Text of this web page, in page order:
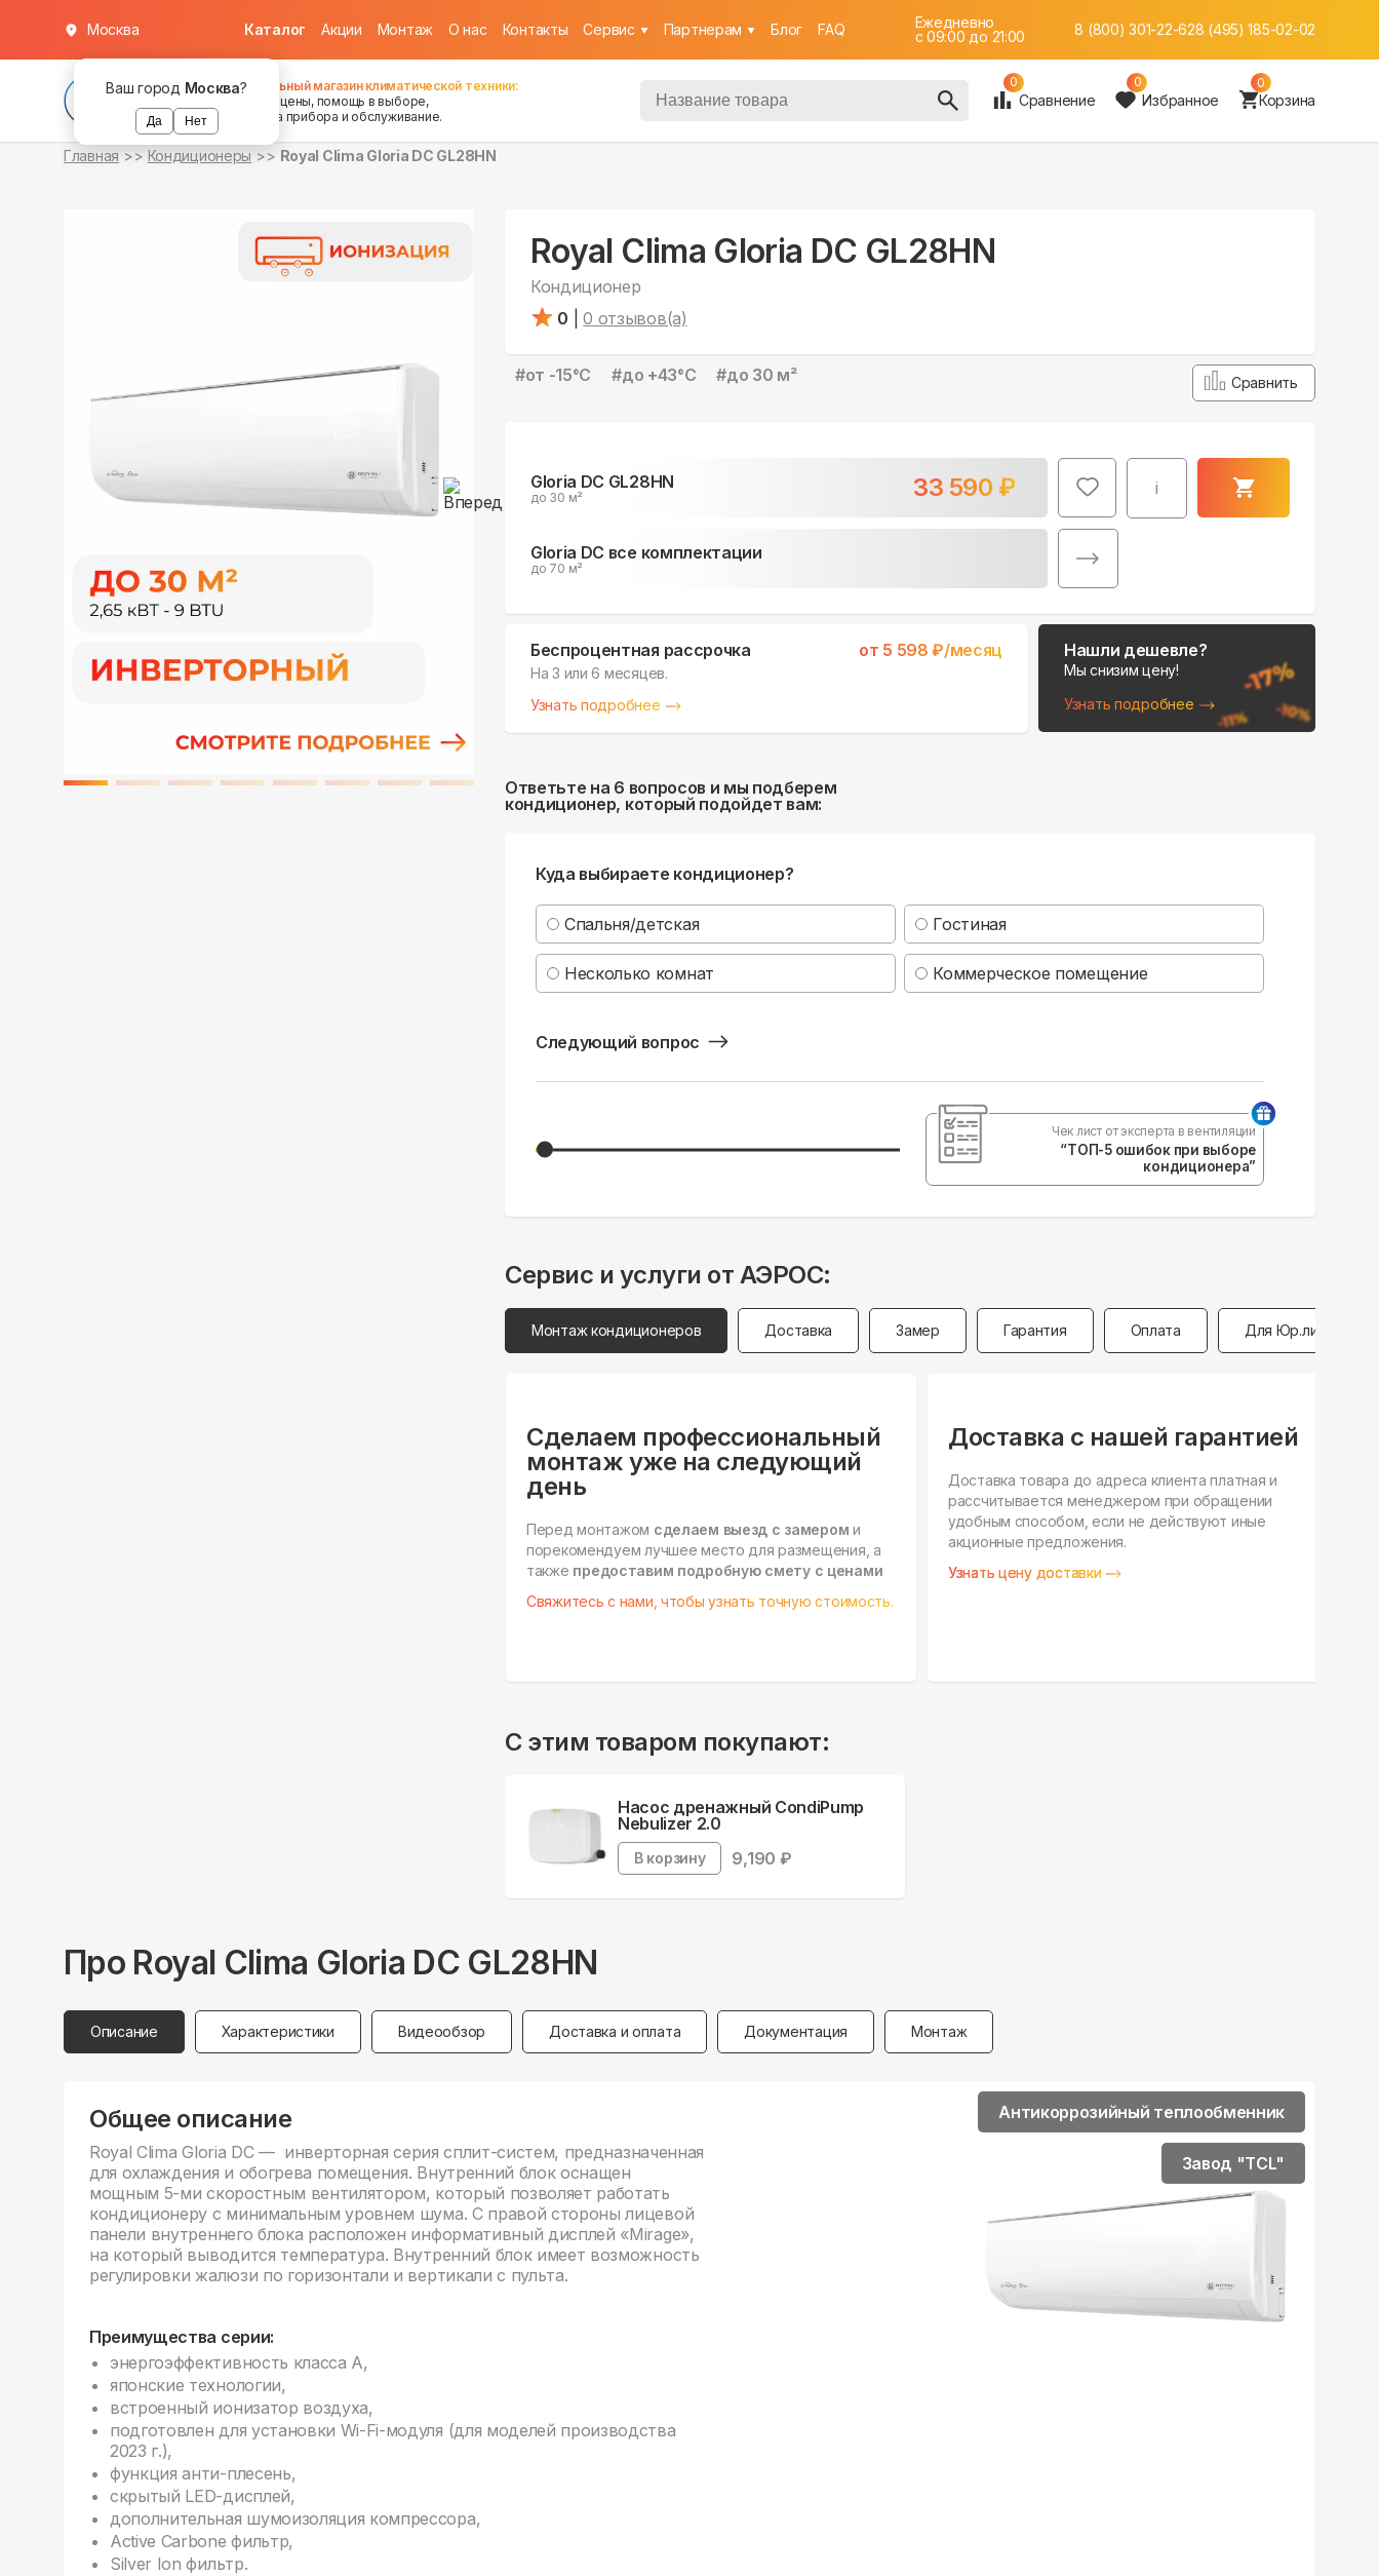
Ваш город Москва?
Да Нет
Москва Каталог Акции Монтаж О нас Контакты Cервис Партнерам Блог FAQ
Ежедневно
c 09:00 до 21:00
8 (800) 301-22-628 (495) 185-02-02
Федеральный магазин климатической техники:
хорошие цены, помощь в выборе,
установка прибора и обслуживание.
0
Сравнение
0
Избранное
0
Корзина
Главная Кондиционеры Royal Clima Gloria DC GL28HN
Поможем выбрать
место для монтажа:
В Telegram
Royal Clima Gloria DC GL28HN
Кондиционер
0
0 отзывов(а)
#от -15°С #до +43°С #до 30 м² Сравнить
Gloria DC GL28HN
до 30 м² 33 590 ₽ i
в наличии
Gloria DC все комплектации
до 70 м²
в наличии
Беспроцентная рассрочка от 5 598 ₽/месяц
На 3 или 6 месяцев.
Узнать подробнее
Нашли дешевле?
Мы снизим цену!
Узнать подробнее
Ответьте на 6 вопросов и мы подберем
кондиционер, который подойдет вам:
Куда выбираете кондиционер?
Спальня/детская Гостиная
Несколько комнат Коммерческое помещение
Следующий вопрос
Чек лист от эксперта в вентиляции
“ТОП-5 ошибок при выборе
кондиционера”
Сервис и услуги от АЭРОС:
Монтаж кондиционеров Доставка Замер Гарантия Оплата Для Юр.лиц
Сделаем профессиональный
монтаж уже на следующий
день
Перед монтажом сделаем выезд с замером и
порекомендуем лучшее место для размещения, а
также предоставим подробную смету с ценами
Свяжитесь с нами, чтобы узнать точную стоимость.
Доставка с нашей гарантией
Доставка товара до адреса клиента платная и
рассчитывается менеджером при обращении
удобным способом, если не действуют иные
акционные предложения.
Узнать цену доставки
С этим товаром покупают:
Насос дренажный CondiPump
Nebulizer 2.0
В корзину 9,190 ₽
Про Royal Clima Gloria DC GL28HN
Описание Характеристики Видеообзор Доставка и оплата Документация Монтаж
Общее описание
Royal Clima Gloria DC — инверторная серия сплит-систем, предназначенная
для охлаждения и обогрева помещения. Внутренний блок оснащен
мощным 5-ми скоростным вентилятором, который позволяет работать
кондиционеру с минимальным уровнем шума. С правой стороны лицевой
панели внутреннего блока расположен информативный дисплей «Mirage»,
на который выводится температура. Внутренний блок имеет возможность
регулировки жалюзи по горизонтали и вертикали с пульта.
Преимущества серии:
энергоэффективность класса А,
японские технологии,
встроенный ионизатор воздуха,
подготовлен для установки Wi-Fi-модуля (для моделей производства
2023 г.),
функция анти-плесень,
скрытый LED-дисплей,
дополнительная шумоизоляция компрессора,
Active Carbone фильтр,
Silver Ion фильтр.
Антикоррозийный теплообменник
Завод "TCL"